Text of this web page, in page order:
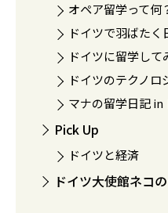
オペア留学って何
ドイツで羽ばたく
ドイツに留学し
ドイツのテクノロ
マナの留学日記 in
Pick Up
ドイツと経済
ドイツ大使館ネコ